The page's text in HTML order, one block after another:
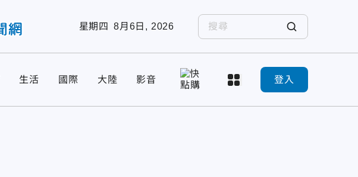
星期四 8月6日, 2026
生活 國際 大陸 影音 登入